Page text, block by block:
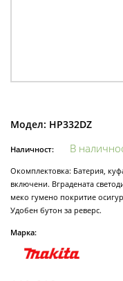
Модел: HP332DZ
Наличност: В
Окомплектовка: Батерия,
включени. Вградената
меко гумено покритие
Удобен бутон за реверс.
Марка: